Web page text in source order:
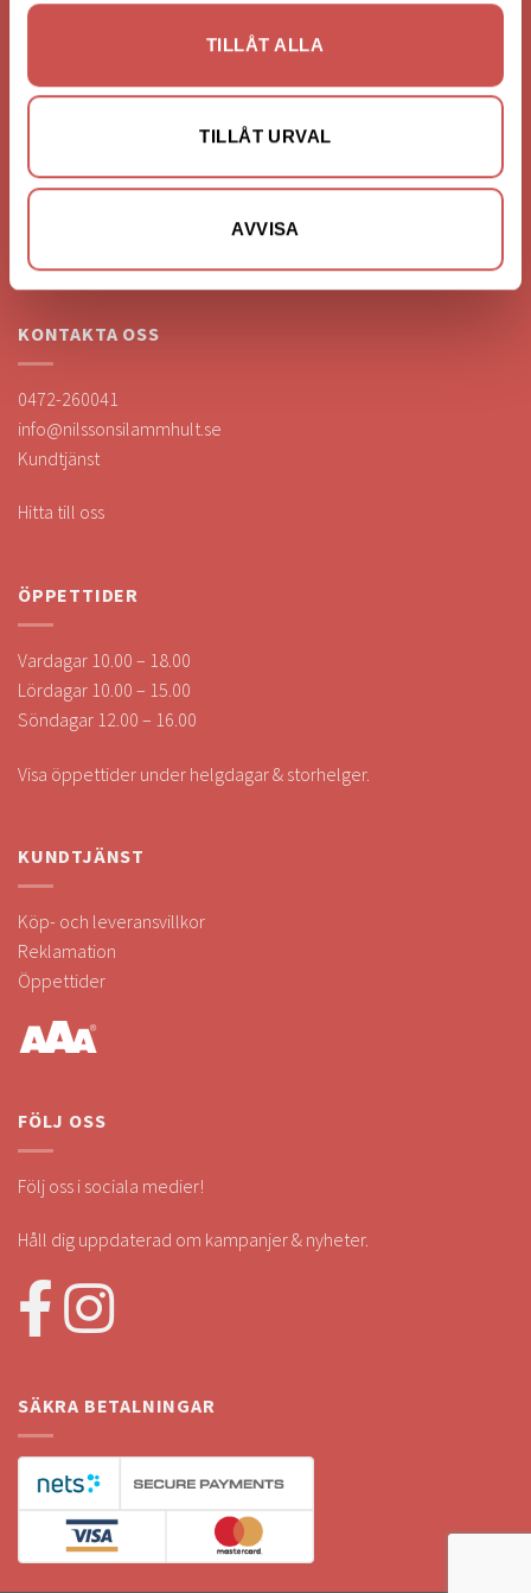
TILLÅT ALLA
TILLÅT URVAL
AVVISA
FÖRETAGSUPPGIFTER
Nilssons Möbler i Lammhult
363 44 Lammhult
Org. Nummer: 556062-1780
KONTAKTA OSS
0472-260041
info@nilssonsilammhult.se
Kundtjänst
Hitta till oss
ÖPPETTIDER
Vardagar 10.00 – 18.00
Lördagar 10.00 – 15.00
Söndagar 12.00 – 16.00
Visa öppettider under helgdagar & storhelger.
KUNDTJÄNST
Köp- och leveransvillkor
Reklamation
Öppettider
FÖLJ OSS
Följ oss i sociala medier!
Håll dig uppdaterad om kampanjer & nyheter.
SÄKRA BETALNINGAR